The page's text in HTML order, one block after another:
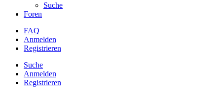
Suche
Foren
FAQ
Anmelden
Registrieren
Suche
Anmelden
Registrieren